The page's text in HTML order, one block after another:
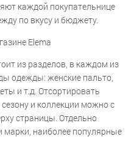
каждой покупательнице
по вкусу и бюджету.
Elema
из разделов, в каждом из
одежды: женские пальто,
и т.д. Отсортировать
и коллекции можно с
страницы. Отдельно
марки, наиболее популярные